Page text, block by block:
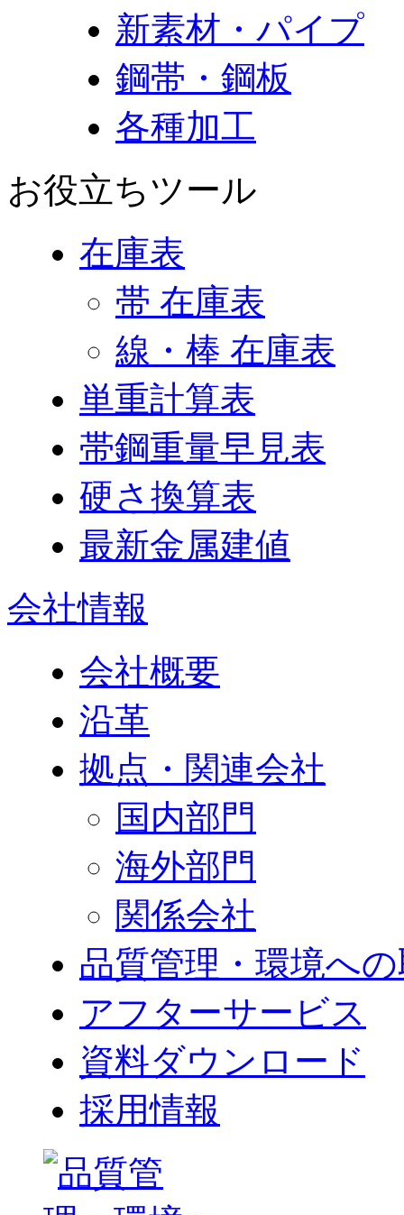
新素材・パイプ
鋼帯・鋼板
各種加工
お役立ちツール
在庫表
帯 在庫表
線・棒 在庫表
単重計算表
帯鋼重量早見表
硬さ換算表
最新金属建値
会社情報
会社概要
沿革
拠点・関連会社
国内部門
海外部門
関係会社
品質管理・環境へ
アフターサービス
資料ダウンロード
採用情報